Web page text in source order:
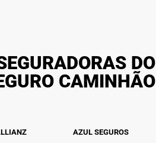
DO
CAMINHÃO
AZUL SEGUROS